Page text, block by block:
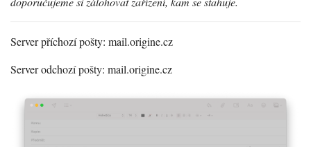
Server příchozí pošty: mail.origine.cz
Server odchozí pošty: mail.origine.cz